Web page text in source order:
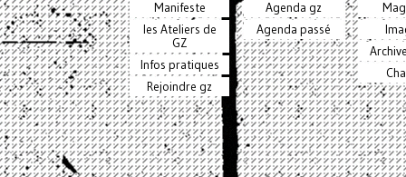
Manifeste
les Ateliers de
GZ
Infos pratiques
Rejoindre gz
Agenda gz
Agenda passé